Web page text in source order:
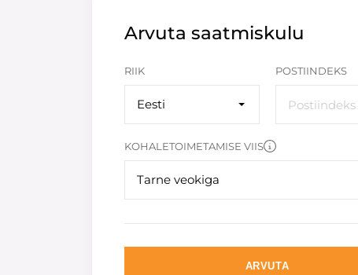
Arvuta saatmiskulu
RIIK
Eesti
POSTIINDEKS
KOHALETOIMETAMISE VIIS
Tarne veokiga
ARVUTA